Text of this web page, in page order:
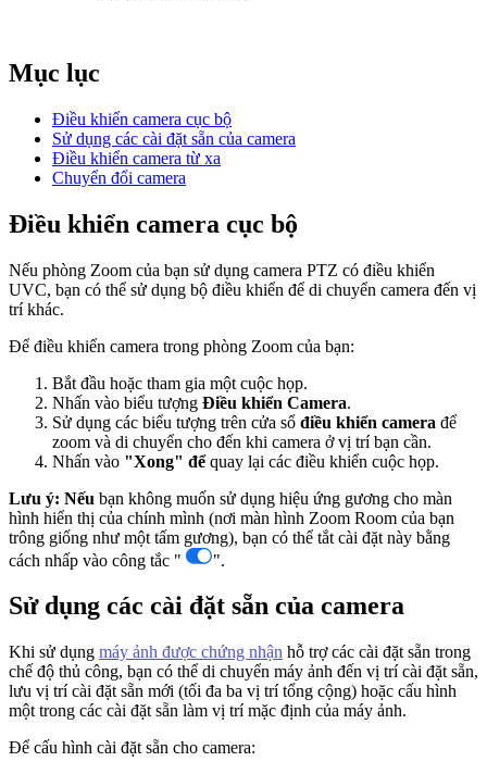
Mục lục
Điều khiển camera cục bộ
Sử dụng các cài đặt sẵn của camera
Điều khiển camera từ xa
Chuyển đổi camera
Điều khiển camera cục bộ
Nếu phòng Zoom của bạn sử dụng camera PTZ có điều khiển
UVC, bạn có thể sử dụng bộ điều khiển để di chuyển camera đến vị
trí khác.
Để điều khiển camera trong phòng Zoom của bạn:
Bắt đầu hoặc tham gia một cuộc họp.
Nhấn vào biểu tượng Điều khiển Camera.
Sử dụng các biểu tượng trên cửa sổ điều khiển camera để
zoom và di chuyển cho đến khi camera ở vị trí bạn cần.
Nhấn vào "Xong" đểquay lại các điều khiển cuộc họp.
Lưu ý: Nếu bạn không muốn sử dụng hiệu ứng gương cho màn
hình hiển thị của chính mình (nơi màn hình Zoom Room của bạn
trông giống như một tấm gương), bạn có thể tắt cài đặt này bằng
cách nhấp vào công tắc "
".
Sử dụng các cài đặt sẵn của camera
Khi sử dụng máy ảnh được chứng nhận hỗ trợ các cài đặt sẵn trong
chế độ thủ công, bạn có thể di chuyển máy ảnh đến vị trí cài đặt sẵn,
lưu vị trí cài đặt sẵn mới (tối đa ba vị trí tổng cộng) hoặc cấu hình
một trong các cài đặt sẵn làm vị trí mặc định của máy ảnh.
Để cấu hình cài đặt sẵn cho camera: